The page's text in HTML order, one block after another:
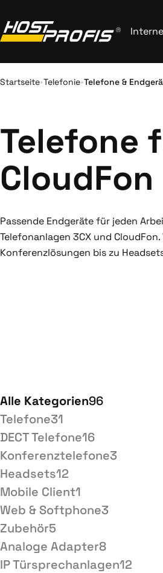
Startseite•Telefonie•Telefone &
Telefone
CloudFon
Passende Endgeräte für jeden
Telefonanlagen 3CX und
Konferenzlösungen bis zu
Alle Kategorien96
Telefone31
DECT Telefone16
Konferenztelefone3
Headsets12
Mobile Client1
Web & Softphone3
Zubehör5
Analoge Adapter8
IP Türsprechanlagen12